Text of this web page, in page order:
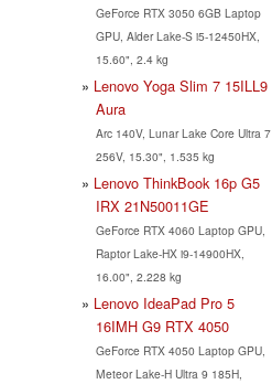
GeForce RTX 3050 6GB Laptop
GPU, Alder Lake-S i5-12450HX,
15.60", 2.4 kg
Lenovo Yoga Slim 7 15ILL9
Aura
Arc 140V, Lunar Lake Core Ultra 7
256V, 15.30", 1.535 kg
Lenovo ThinkBook 16p G5
IRX 21N50011GE
GeForce RTX 4060 Laptop GPU,
Raptor Lake-HX i9-14900HX,
16.00", 2.228 kg
Lenovo IdeaPad Pro 5
16IMH G9 RTX 4050
GeForce RTX 4050 Laptop GPU,
Meteor Lake-H Ultra 9 185H,